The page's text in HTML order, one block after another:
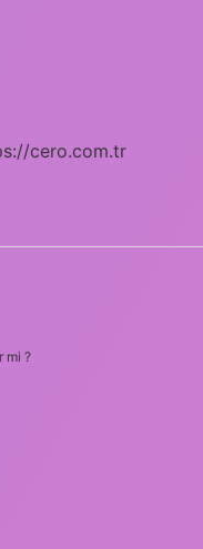
cero.com.tr
mi ?